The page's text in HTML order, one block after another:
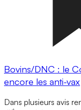
Bovins/DNC : le
encore les anti-vax
Dans plusieurs avis